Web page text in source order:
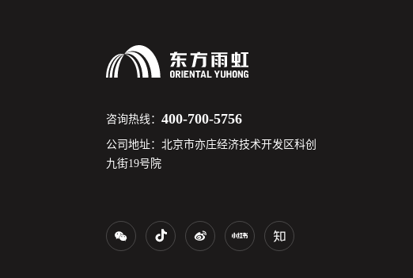
咨询热线：400-700-5756
公司地址：北京市亦庄经济技术开发区科创
九街19号院